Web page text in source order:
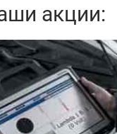
акции:
Записаться